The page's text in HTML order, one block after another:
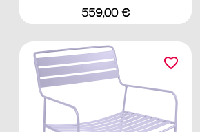
Preis
559,00 €
favorite_border